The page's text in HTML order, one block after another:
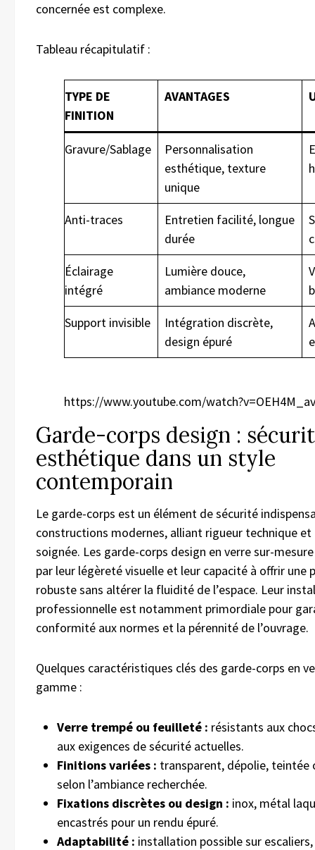
concernée est complexe.
Tableau récapitulatif :
TYPE DE
FINITION
AVANTAGES
Gravure/Sablage
Personnalisation
esthétique, texture
unique
Anti-traces
Entretien facilité, longue
durée
Éclairage
intégré
Lumière douce,
ambiance moderne
Support invisible
Intégration discrète,
design épuré
https://www.youtube.com/
Garde-corps design :
esthétique dans un style
contemporain
Le garde-corps est un élément de sécurité
constructions modernes, alliant rigueur technique
soignée. Les garde-corps design en verre sur-
par leur légèreté visuelle et leur capacité à offrir une
robuste sans altérer la fluidité de l’espace. Leur
professionnelle est notamment primordiale pour
conformité aux normes et la pérennité de l’ouvrage.
Quelques caractéristiques clés des garde-corps en
gamme :
Verre trempé ou feuilleté : résistants aux
aux exigences de sécurité actuelles.
Finitions variées : transparent, dépolie, teintée
selon l’ambiance recherchée.
Fixations discrètes ou design : inox, métal
encastrés pour un rendu épuré.
Adaptabilité : installation possible sur